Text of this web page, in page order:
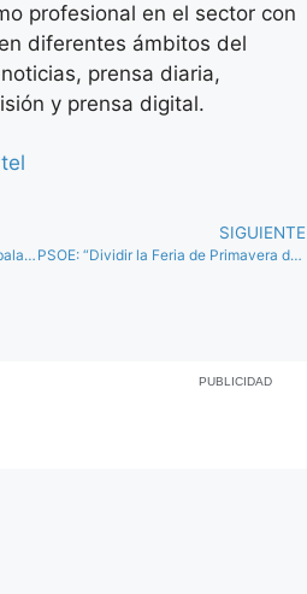
profesional en el sector con
diferentes ámbitos del
prensa diaria,
y prensa digital.
El alcalde de Antequera hace un «balance magnífico» de la Feria de Primavera
SIGUIENTE
PSOE: “Dividir la Feria de Primavera de Antequera en dos espacios no ha ayudado”
PUBLICIDAD